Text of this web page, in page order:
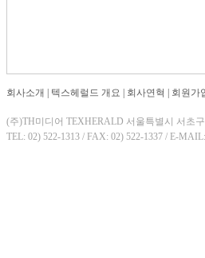
회사소개 텍스헤럴드 개요 회사연혁 회원가
(주)TH미디어 TEXHERALD 서울특별시 서초구
TEL: 02) 522-1313 / FAX: 02) 522-1337 / E-MAIL: